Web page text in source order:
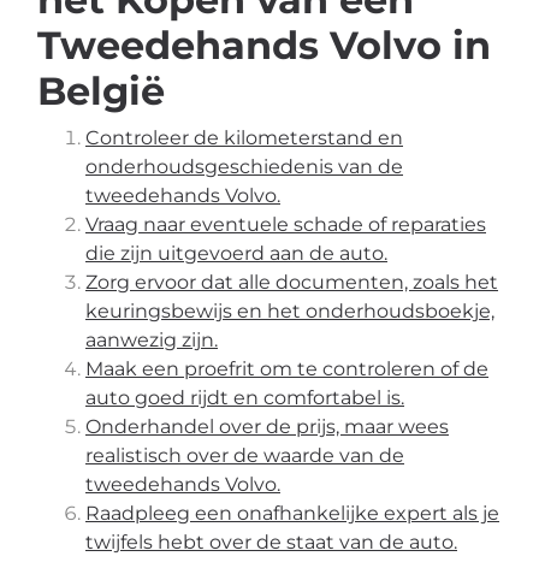
Tweedehands Volvo in
België
Controleer de kilometerstand en
onderhoudsgeschiedenis van de
tweedehands Volvo.
Vraag naar eventuele schade of reparaties
die zijn uitgevoerd aan de auto.
Zorg ervoor dat alle documenten, zoals het
keuringsbewijs en het onderhoudsboekje,
aanwezig zijn.
Maak een proefrit om te controleren of de
auto goed rijdt en comfortabel is.
Onderhandel over de prijs, maar wees
realistisch over de waarde van de
tweedehands Volvo.
Raadpleeg een onafhankelijke expert als je
twijfels hebt over de staat van de auto.